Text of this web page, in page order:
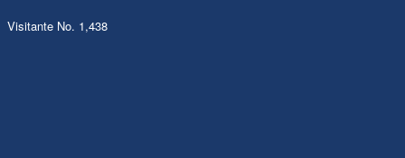
Visitante No. 1,438